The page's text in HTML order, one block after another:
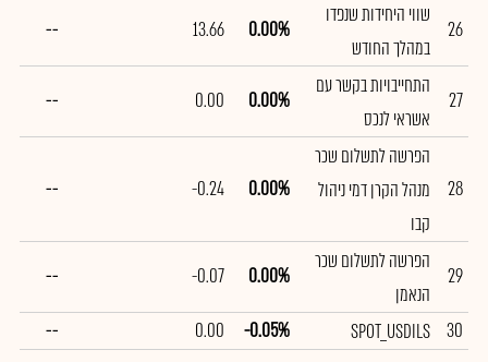
26
שווי היחידות שנפדו
במהלך החודש
0.00%
13.66
--
27
התחייבויות בקשר עם
אשראי לנכס
0.00%
0.00
--
28
הפרשה לתשלום שכר
מנהל הקרן דמי ניהול
קבו
0.00%
-0.24
--
29
הפרשה לתשלום שכר
הנאמן
0.00%
-0.07
--
30
SPOT_USDILS
-0.05%
0.00
--